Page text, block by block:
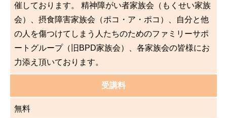
催しております。 精神障がい者家族会（もくせい家族
会）、摂食障害家族会（ポコ・ア・ポコ）、自分と他
の人を傷つけてしまう人たちのためのファミリーサポ
ートグループ（旧BPD家族会）、各家族会の皆様にお
力添え頂いております。
受講料
無料